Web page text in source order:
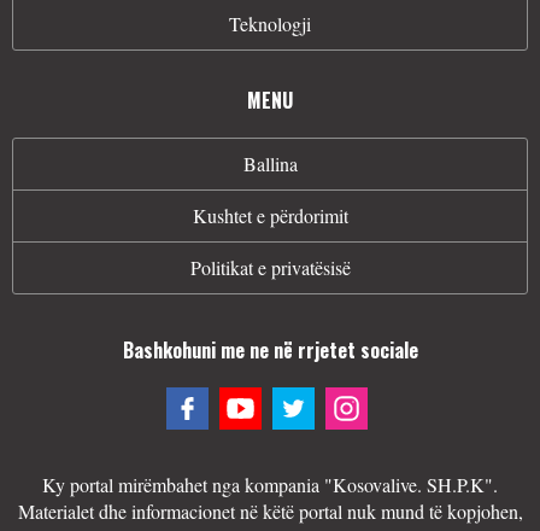
Teknologji
MENU
Ballina
Kushtet e përdorimit
Politikat e privatësisë
Bashkohuni me ne në rrjetet sociale
Ky portal mirëmbahet nga kompania "Kosovalive. SH.P.K".
Materialet dhe informacionet në këtë portal nuk mund të kopjohen,